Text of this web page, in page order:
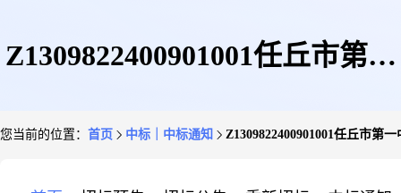
Z1309822400901001任丘市第一
您当前的位置： 首页 中标｜中标通知 Z1309822400901001任丘市第